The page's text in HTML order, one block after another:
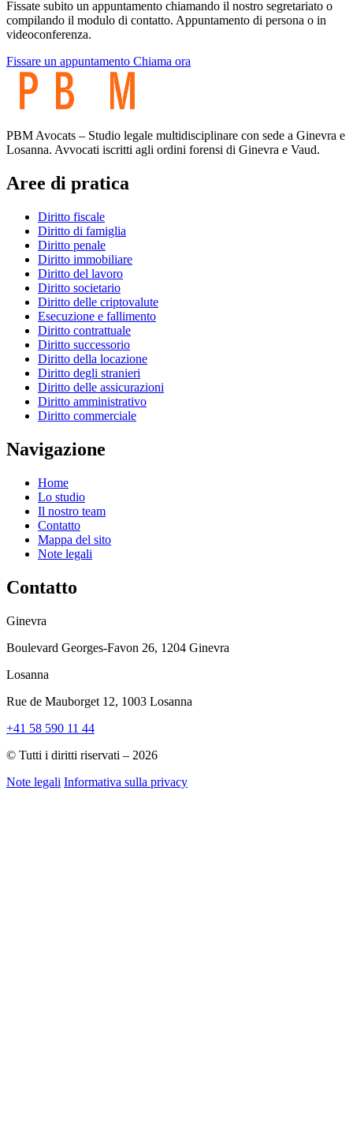
Fissate subito un appuntamento chiamando il nostro segretariato o
compilando il modulo di contatto. Appuntamento di persona o in
videoconferenza.
Fissare un appuntamento Chiama ora
PBM Avocats – Studio legale multidisciplinare con sede a Ginevra e
Losanna. Avvocati iscritti agli ordini forensi di Ginevra e Vaud.
Aree di pratica
Diritto fiscale
Diritto di famiglia
Diritto penale
Diritto immobiliare
Diritto del lavoro
Diritto societario
Diritto delle criptovalute
Esecuzione e fallimento
Diritto contrattuale
Diritto successorio
Diritto della locazione
Diritto degli stranieri
Diritto delle assicurazioni
Diritto amministrativo
Diritto commerciale
Navigazione
Home
Lo studio
Il nostro team
Contatto
Mappa del sito
Note legali
Contatto
Ginevra
Boulevard Georges-Favon 26, 1204 Ginevra
Losanna
Rue de Mauborget 12, 1003 Losanna
+41 58 590 11 44
© Tutti i diritti riservati – 2026
Note legali Informativa sulla privacy